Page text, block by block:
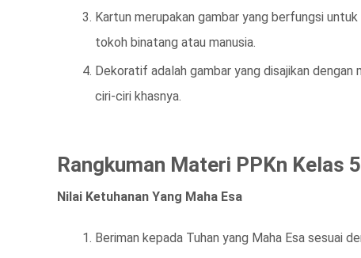
Kartun merupakan gambar yang berfungsi
tokoh binatang atau manusia.
Dekoratif adalah gambar yang disajikan
ciri-ciri khasnya.
Rangkuman Materi PPKn Kelas
Nilai Ketuhanan Yang Maha Esa
Beriman kepada Tuhan yang Maha Esa sesuai